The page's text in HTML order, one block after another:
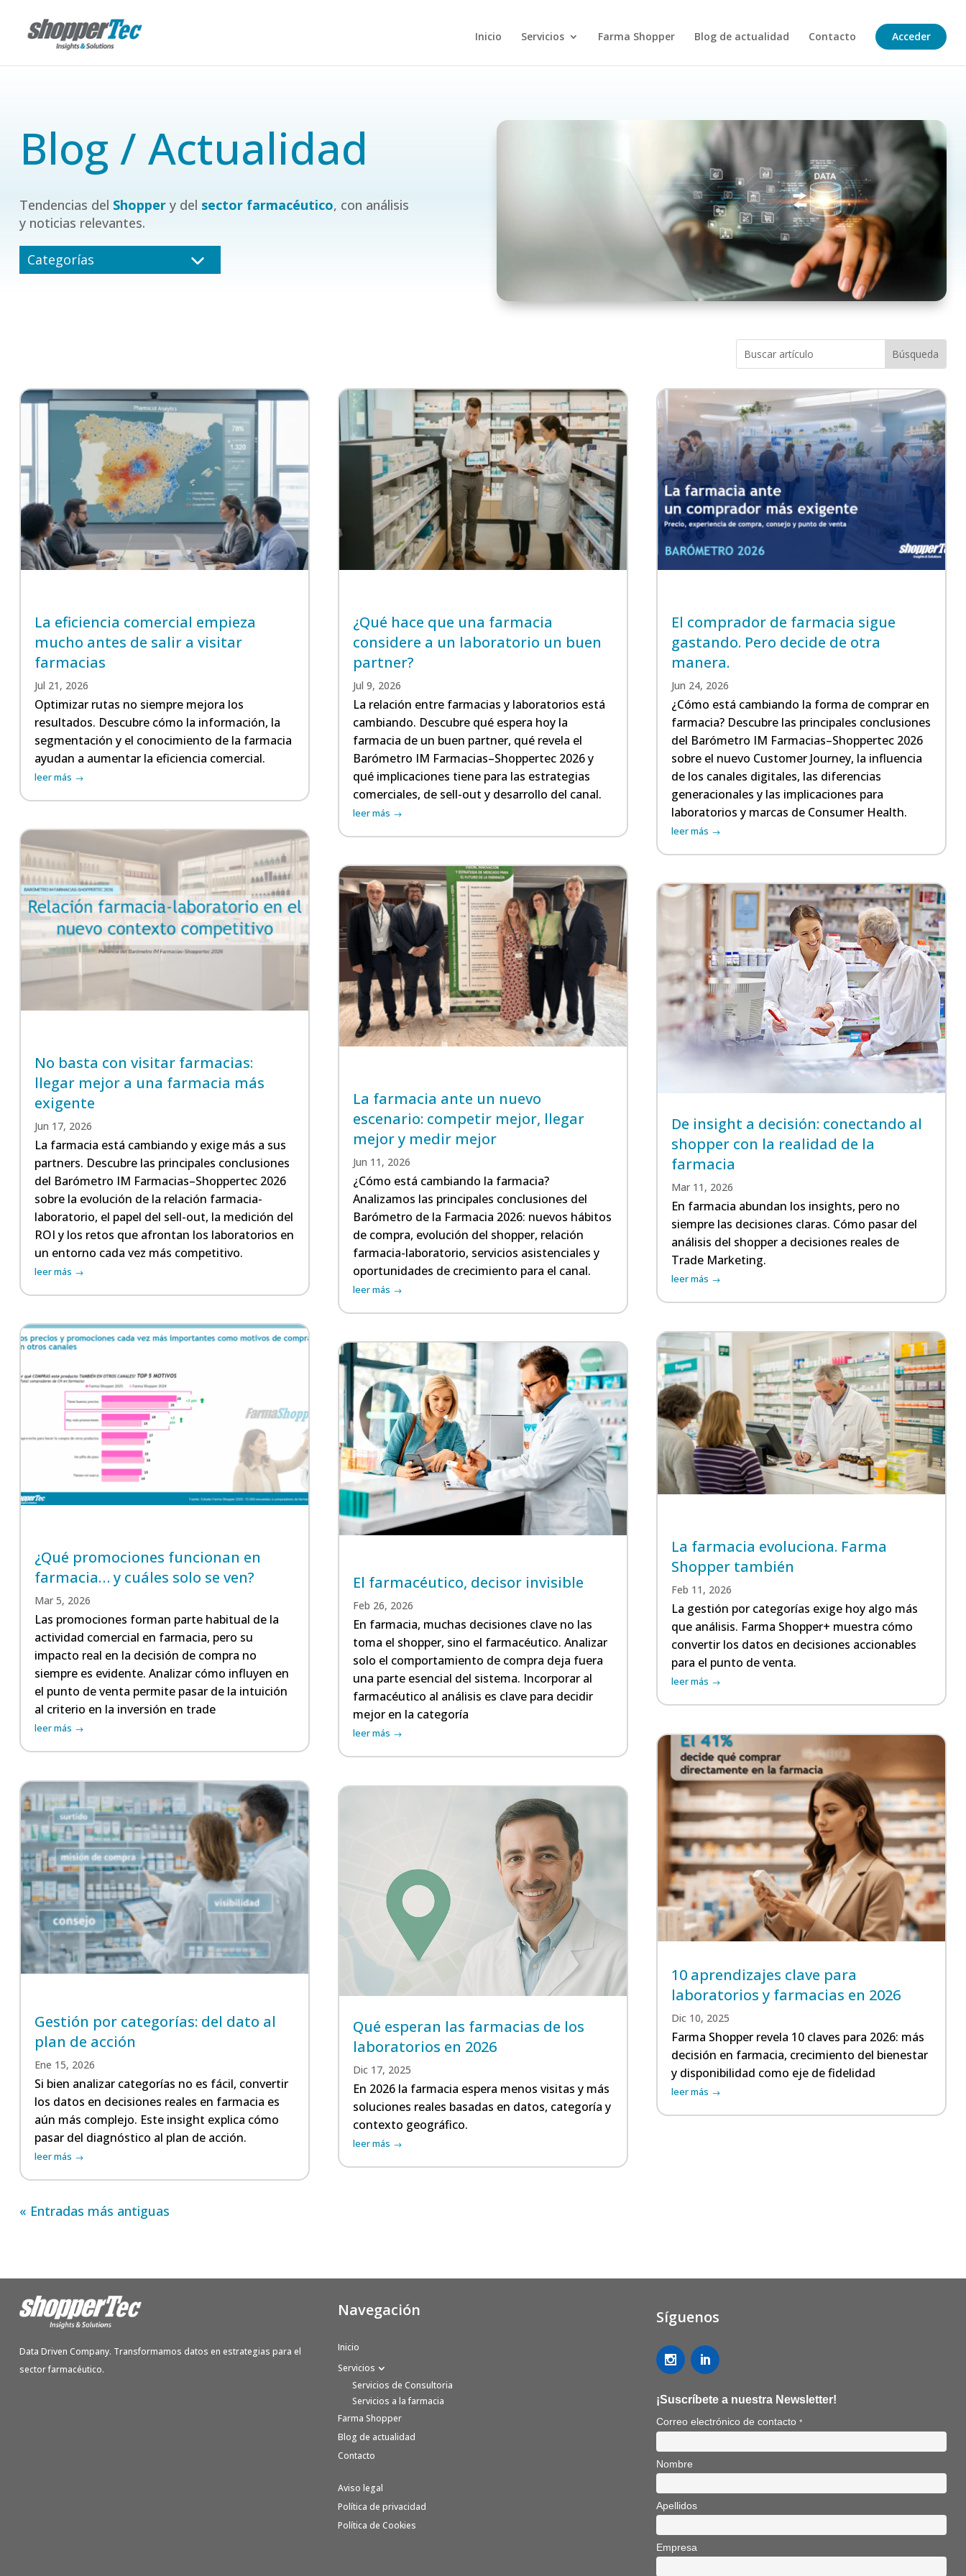
Inicio Servicios Farma Shopper Blog de actualidad Contacto Acceder
Blog / Actualidad
Tendencias del Shoppery del sector farmacéutico, con análisis
y noticias relevantes.
Categorías
La eficiencia comercial empieza
mucho antes de salir a visitar
farmacias
Jul 21, 2026
Optimizar rutas no siempre mejora los
resultados. Descubre cómo la información, la
segmentación y el conocimiento de la farmacia
ayudan a aumentar la eficiencia comercial.
leer más
No basta con visitar farmacias:
llegar mejor a una farmacia más
exigente
Jun 17, 2026
La farmacia está cambiando y exige más a sus
partners. Descubre las principales conclusiones
del Barómetro IM Farmacias–Shoppertec 2026
sobre la evolución de la relación farmacia-
laboratorio, el papel del sell-out, la medición del
ROI y los retos que afrontan los laboratorios en
un entorno cada vez más competitivo.
leer más
¿Qué promociones funcionan en
farmacia… y cuáles solo se ven?
Mar 5, 2026
Las promociones forman parte habitual de la
actividad comercial en farmacia, pero su
impacto real en la decisión de compra no
siempre es evidente. Analizar cómo influyen en
el punto de venta permite pasar de la intuición
al criterio en la inversión en trade
leer más
Gestión por categorías: del dato al
plan de acción
Ene 15, 2026
Si bien analizar categorías no es fácil, convertir
los datos en decisiones reales en farmacia es
aún más complejo. Este insight explica cómo
pasar del diagnóstico al plan de acción.
leer más
¿Qué hace que una farmacia
considere a un laboratorio un buen
partner?
Jul 9, 2026
La relación entre farmacias y laboratorios está
cambiando. Descubre qué espera hoy la
farmacia de un buen partner, qué revela el
Barómetro IM Farmacias–Shoppertec 2026 y
qué implicaciones tiene para las estrategias
comerciales, de sell-out y desarrollo del canal.
leer más
La farmacia ante un nuevo
escenario: competir mejor, llegar
mejor y medir mejor
Jun 11, 2026
¿Cómo está cambiando la farmacia?
Analizamos las principales conclusiones del
Barómetro de la Farmacia 2026: nuevos hábitos
de compra, evolución del shopper, relación
farmacia-laboratorio, servicios asistenciales y
oportunidades de crecimiento para el canal.
leer más
El farmacéutico, decisor invisible
Feb 26, 2026
En farmacia, muchas decisiones clave no las
toma el shopper, sino el farmacéutico. Analizar
solo el comportamiento de compra deja fuera
una parte esencial del sistema. Incorporar al
farmacéutico al análisis es clave para decidir
mejor en la categoría
leer más
Qué esperan las farmacias de los
laboratorios en 2026
Dic 17, 2025
En 2026 la farmacia espera menos visitas y más
soluciones reales basadas en datos, categoría y
contexto geográfico.
leer más
El comprador de farmacia sigue
gastando. Pero decide de otra
manera.
Jun 24, 2026
¿Cómo está cambiando la forma de comprar en
farmacia? Descubre las principales conclusiones
del Barómetro IM Farmacias–Shoppertec 2026
sobre el nuevo Customer Journey, la influencia
de los canales digitales, las diferencias
generacionales y las implicaciones para
laboratorios y marcas de Consumer Health.
leer más
De insight a decisión: conectando al
shopper con la realidad de la
farmacia
Mar 11, 2026
En farmacia abundan los insights, pero no
siempre las decisiones claras. Cómo pasar del
análisis del shopper a decisiones reales de
Trade Marketing.
leer más
La farmacia evoluciona. Farma
Shopper también
Feb 11, 2026
La gestión por categorías exige hoy algo más
que análisis. Farma Shopper+ muestra cómo
convertir los datos en decisiones accionables
para el punto de venta.
leer más
10 aprendizajes clave para
laboratorios y farmacias en 2026
Dic 10, 2025
Farma Shopper revela 10 claves para 2026: más
decisión en farmacia, crecimiento del bienestar
y disponibilidad como eje de fidelidad
leer más
« Entradas más antiguas
Data Driven Company. Transformamos datos en estrategias para el
sector farmacéutico.
Navegación
Inicio
Servicios
Servicios de Consultoria
Servicios a la farmacia
Farma Shopper
Blog de actualidad
Contacto
Aviso legal
Política de privacidad
Política de Cookies
Síguenos
¡Suscríbete a nuestra Newsletter!
Correo electrónico de contacto *
Nombre
Apellidos
Empresa